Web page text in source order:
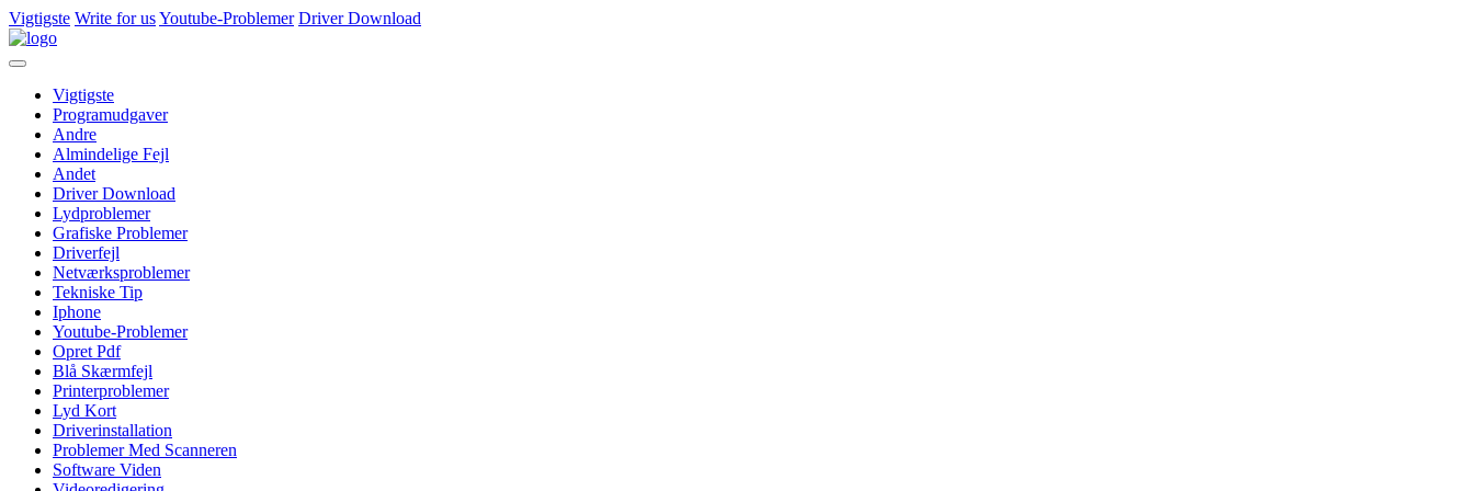
Vigtigste Write for usYoutube-Problemer Driver Download
Vigtigste
Programudgaver
Andre
Almindelige Fejl
Andet
Driver Download
Lydproblemer
Grafiske Problemer
Driverfejl
Netværksproblemer
Tekniske Tip
Iphone
Youtube-Problemer
Opret Pdf
Blå Skærmfejl
Printerproblemer
Lyd Kort
Driverinstallation
Problemer Med Scanneren
Software Viden